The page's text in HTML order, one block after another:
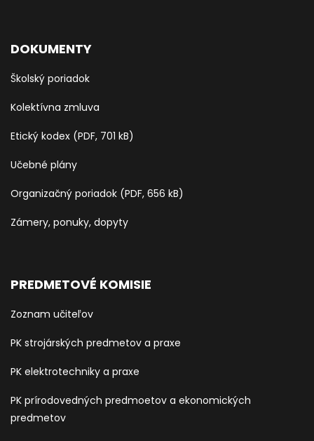
DOKUMENTY
Školský poriadok
Kolektívna zmluva
Etický kodex (PDF, 701 kB)
Učebné plány
Organizačný poriadok (PDF, 656 kB)
Zámery, ponuky, dopyty
PREDMETOVÉ KOMISIE
Zoznam učiteľov
PK strojárských predmetov a praxe
PK elektrotechniky a praxe
PK prírodovedných predmoetov a ekonomických
predmetov